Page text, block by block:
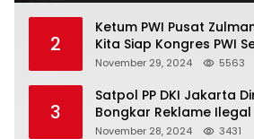
2
Ketum PWI Pusat
Kita Siap Kongres PWI
Desember 2024
November 29, 2024 5563
3
Satpol PP DKI Jakarta
Bongkar Reklame Ilegal
November 28, 2024 3431